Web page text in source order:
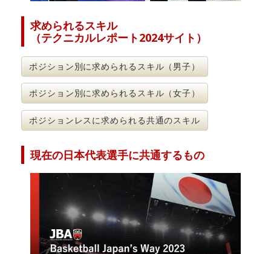
求められるスキル
（テクニカルレポート2024サイト）
ポジション別に求められるスキル（男子）
ポジション別に求められるスキル（女子）
ポジションレスに求められる共通のスキル
現在の日本代表選手に共通するもの